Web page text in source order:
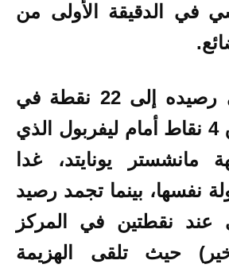
في الدقيقة الأولى من
ورفع تشيلسي رصيده إلى 22 نقطة في
الصدارة بفارق 4 نقاط أمام ليفربول الذي
مانشستر يونايتد، غدا
نفسها، بينما تجمد رصيد
عند نقطتين في المركز
حيث تلقى الهزيمة